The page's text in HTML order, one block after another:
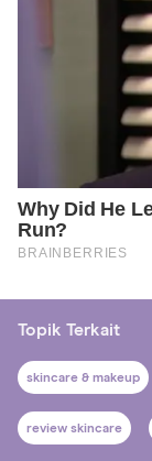
Topik Terkait
skincare & makeup
review skincare